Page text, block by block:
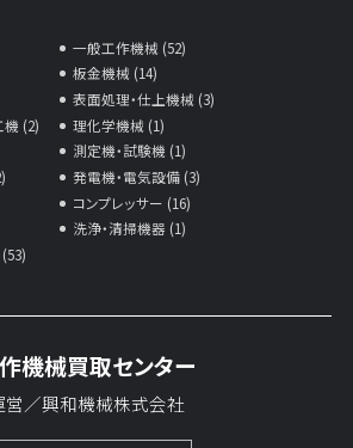
一般工作機械 (52)
板金機械 (14)
表面処理・仕上機械 (3)
機 (2)
理化学機械 (1)
測定機・試験機 (1)
発電機・電気設備 (3)
コンプレッサー (16)
洗浄・清掃機器 (1)
機械買取センター
営／興和機械株式会社